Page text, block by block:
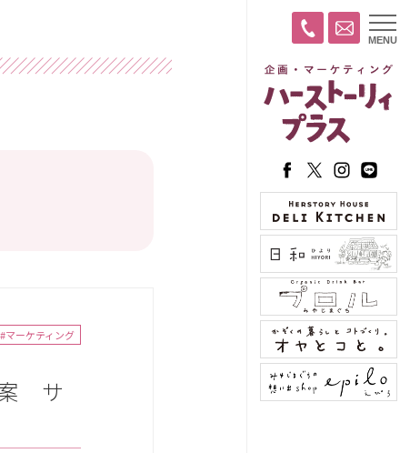
#マーケティング
案 サ
t
o
g
e
n
t
o
n
MENU